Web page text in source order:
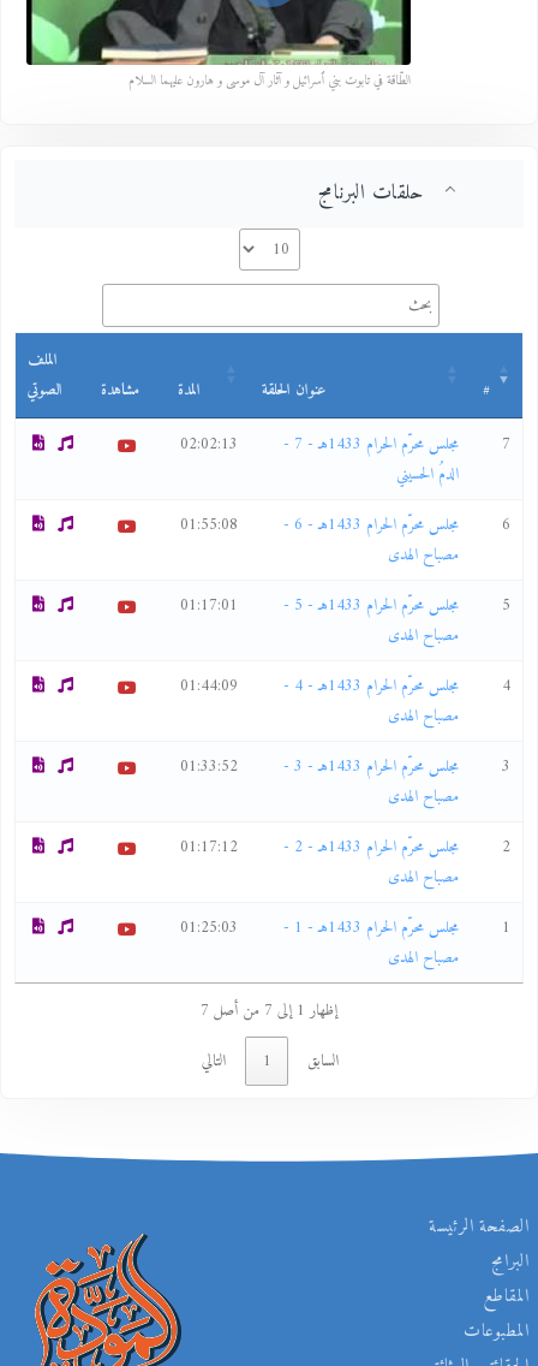
الطّاقة في تابوت بني ٱسرائيل و آثار آل موسى و هارون عليهما السلام
حلقات البرنامج
عنوان الحلقة المدة مشاهدة
الملف
الصوتي
مجلس محرّم الحرام 1433هـ - 7 -
الدمُ الحسيني
02:02:13
مجلس محرّم الحرام 1433هـ - 6 -
مصباح الهدى
01:55:08
مجلس محرّم الحرام 1433هـ - 5 -
مصباح الهدى
01:17:01
مجلس محرّم الحرام 1433هـ - 4 -
مصباح الهدى
01:44:09
مجلس محرّم الحرام 1433هـ - 3 -
مصباح الهدى
01:33:52
مجلس محرّم الحرام 1433هـ - 2 -
مصباح الهدى
01:17:12
مجلس محرّم الحرام 1433هـ - 1 -
مصباح الهدى
01:25:03
إظهار 1 إلى 7 من أصل 7
السابق
التالي
الصفحة الرئيسة
البرامج
المقاطع
المطبوعات